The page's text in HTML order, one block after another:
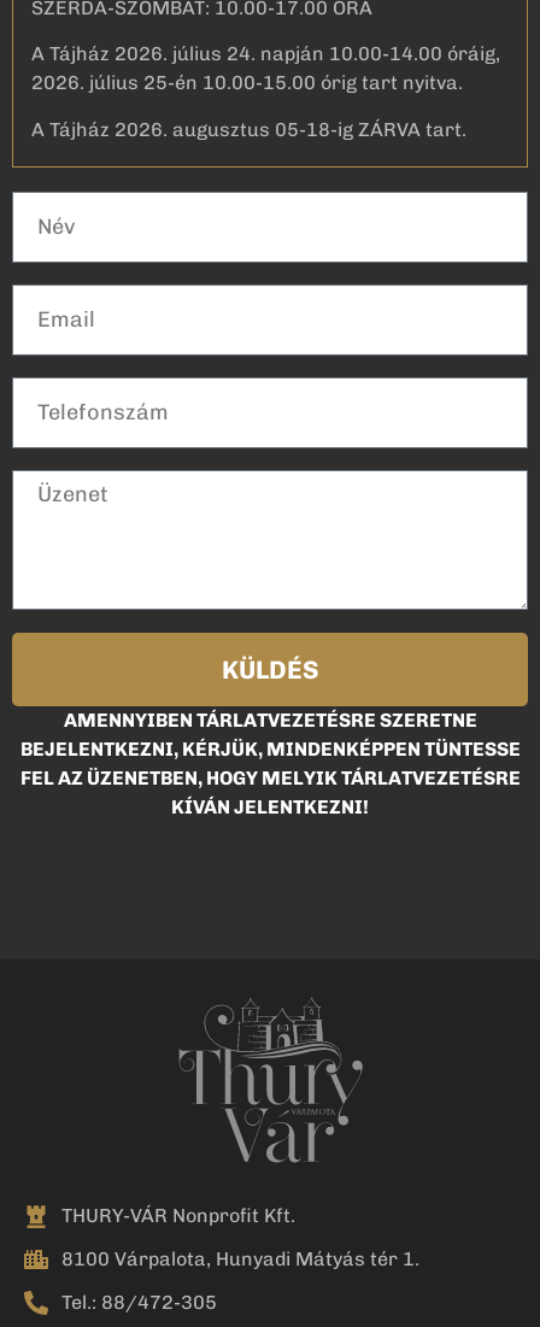
SZERDA-SZOMBAT: 10.00-17.00 ÓRA
A Tájház 2026. július 24. napján 10.00-14.00 óráig,
2026. július 25-én 10.00-15.00 órig tart nyitva.
A Tájház 2026. augusztus 05-18-ig ZÁRVA tart.
KÜLDÉS
AMENNYIBEN TÁRLATVEZETÉSRE SZERETNE
BEJELENTKEZNI, KÉRJÜK, MINDENKÉPPEN TÜNTESSE
FEL AZ ÜZENETBEN, HOGY MELYIK TÁRLATVEZETÉSRE
KÍVÁN JELENTKEZNI!
THURY-VÁR Nonprofit Kft.
8100 Várpalota, Hunyadi Mátyás tér 1.
Tel.: 88/472-305